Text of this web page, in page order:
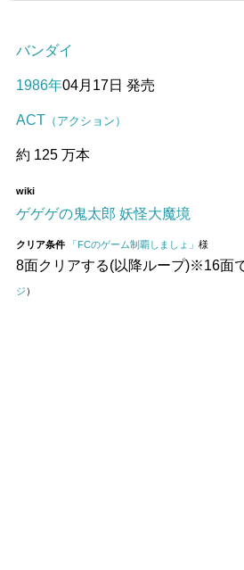
バンダイ
1986年04月17日 発売
ACT （アクション）
約 125 万本
wiki
ゲゲゲの鬼太郎 妖怪大魔境
クリア条件 「FCのゲーム制覇しましょ」 様
8面クリアする(以降ループ)※16面
ジ）